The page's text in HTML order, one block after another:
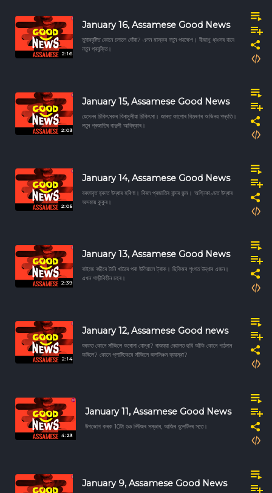
2:16
January 16, Assamese Good News
তুষাৰবৃষ্টিত কোনে চলালে ঘোঁৰা? এলন মাস্কৰ নতুন পদক্ষেপ। বীজাণু ধ্বংসৰ বাবে
নতুন প্ৰযুক্তি।
2:03
January 15, Assamese Good News
য়েমেনৰ চিকিৎসকৰ বিনামূলীয়া চিকিৎসা। জাৰত কাপোৰ বিতৰণৰ অভিনৱ পদ্ধতি।
নতুন প্ৰজাতিৰ বাদুলী আবিষ্কাৰ।
2:05
January 14, Assamese Good News
বৰফাবৃত হ্ৰদত উদ্ধাৰ হৰিণা। বিৰল প্ৰজাতিৰ বান্দৰ জন্ম। অগ্নিকাণ্ডত উদ্ধাৰ
অসহায় কুকুৰ।
2:39
January 13, Assamese Good News
ৰাইজে ৰছীৰে টানি খাৱৈৰ পৰা উলিয়ালে ট্ৰাক। ছিকিমৰ শৃংগত উদ্ধাৰ এজন।
এখন গাড়ীবিহীন চহৰ।
2:14
January 12, Assamese Good news
বৰফত কোনে সাঁজিলে কৰোনা যোদ্ধা? ৰাজহুৱা দেৱালত ছবি আঁকি কোনে পাঠদান
কৰিলে? কোনে প্লাষ্টিকেৰে সাঁজিলে জলসিঞ্চন ব্যৱস্থা?
4:23
January 11, Assamese Good News
উপভোগ কৰক 10টা গুড নিউজৰ সম্ভাৰ, আজিৰ বুলেটিনৰ সতে।
January 9, Assamese Good News